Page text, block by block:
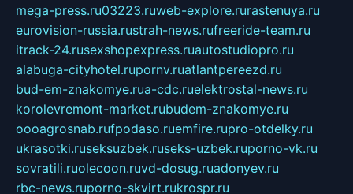
mega-press.ru03223.ruweb-explore.rurastenuya.ru
eurovision-russia.rustrah-news.rufreeride-team.ru
itrack-24.rusexshopexpress.ruautostudiopro.ru
alabuga-cityhotel.rupornv.ruatlantpereezd.ru
bud-em-znakomye.rua-cdc.ruelektrostal-news.ru
korolevremont-market.rubudem-znakomye.ru
oooagrosnab.rufpodaso.ruemfire.rupro-otdelky.ru
ukrasotki.ruseksuzbek.ruseks-uzbek.ruporno-vk.ru
sovratili.ruolecoon.ruvd-dosug.ruadonyev.ru
rbc-news.ruporno-skvirt.rukrospr.ru